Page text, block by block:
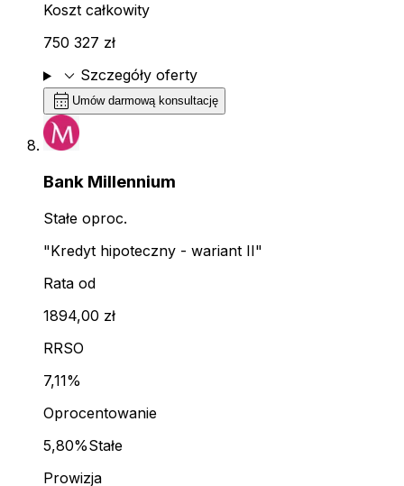
Koszt całkowity
750 327 zł
expand_more Szczegóły oferty
calendar_month Umów darmową konsultację
Bank Millennium
Stałe oproc.
"Kredyt hipoteczny - wariant II"
Rata od
1894,00 zł
RRSO
7,11%
Oprocentowanie
5,80%Stałe
Prowizja